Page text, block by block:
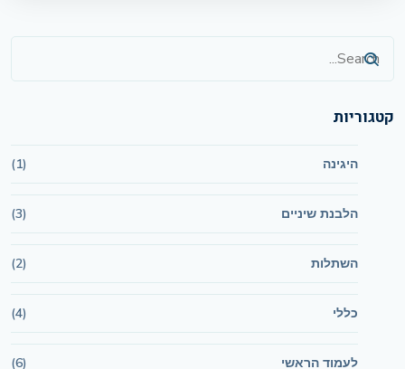
קטגוריות
היגינה (1)
הלבנת שיניים (3)
השתלות (2)
כללי (4)
לעמוד הראשי (6)